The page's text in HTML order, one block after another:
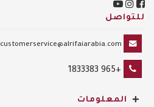
للتواصل
customerservice@alrifaiarabia.com
+965 1833383
المعلومات +